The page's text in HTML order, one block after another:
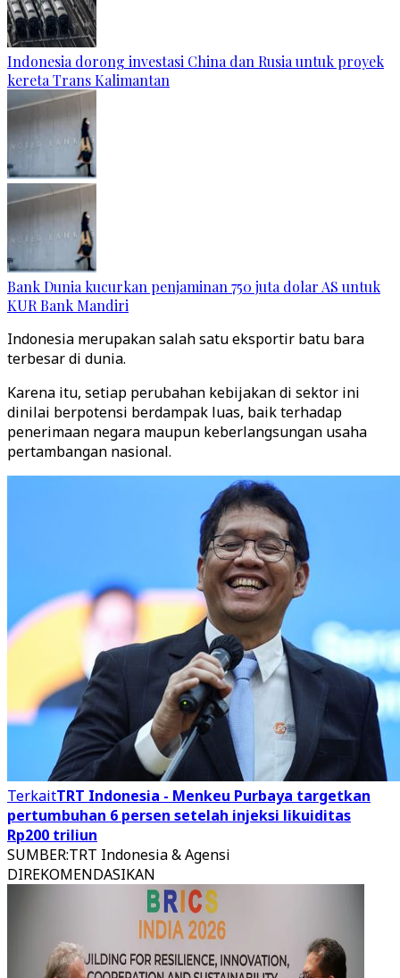
Indonesia dorong investasi China dan Rusia untuk proyek
kereta Trans Kalimantan
Bank Dunia kucurkan penjaminan 750 juta dolar AS untuk
KUR Bank Mandiri
Indonesia merupakan salah satu eksportir batu bara
terbesar di dunia.
Karena itu, setiap perubahan kebijakan di sektor ini
dinilai berpotensi berdampak luas, baik terhadap
penerimaan negara maupun keberlangsungan usaha
pertambangan nasional.
TerkaitTRT Indonesia - Menkeu Purbaya targetkan
pertumbuhan 6 persen setelah injeksi likuiditas
Rp200 triliun
SUMBER:TRT Indonesia & Agensi
DIREKOMENDASIKAN